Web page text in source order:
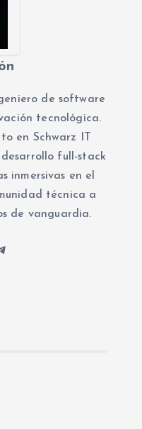
de software
tecnológica.
en Schwarz IT
full-stack
inmersivas en el
técnica a
de vanguardia.